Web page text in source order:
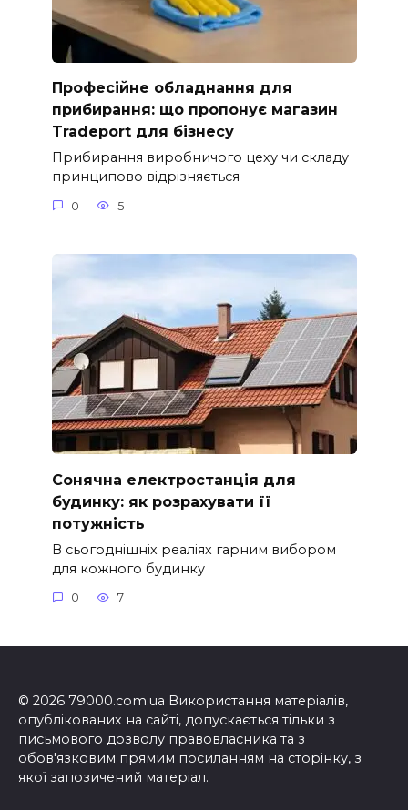
Професійне обладнання для
прибирання: що пропонує магазин
Tradeport для бізнесу
Прибирання виробничого цеху чи складу
принципово відрізняється
0 5
Сонячна електростанція для
будинку: як розрахувати її
потужність
В сьогоднішніх реаліях гарним вибором
для кожного будинку
0 7
© 2026 79000.com.ua Використання матеріалів,
опублікованих на сайті, допускається тільки з
письмового дозволу правовласника та з
обов'язковим прямим посиланням на сторінку, з
якої запозичений матеріал.